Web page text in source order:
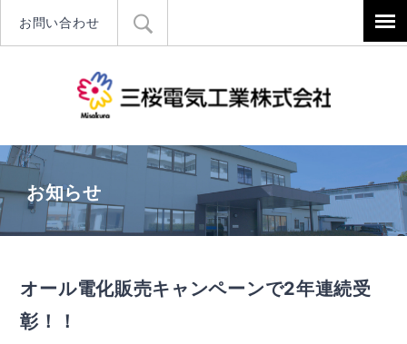
お問い合わせ
お知らせ
オール電化販売キャンペーンで2年連続受
彰！！